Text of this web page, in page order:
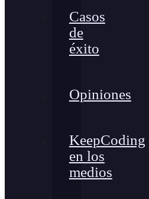
Casos
de
éxito
Opiniones
KeepCoding
en los
medios